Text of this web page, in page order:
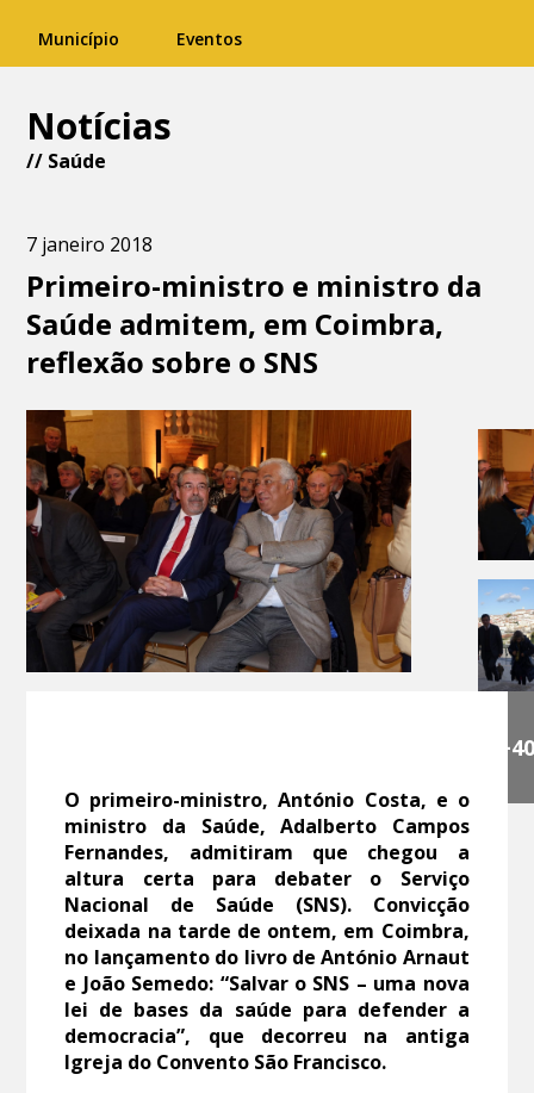
Município Eventos
Notícias
// Saúde
7 janeiro 2018
Primeiro-ministro e ministro da
Saúde admitem, em Coimbra,
reflexão sobre o SNS
+40
O primeiro-ministro, António Costa, e o
ministro da Saúde, Adalberto Campos
Fernandes, admitiram que chegou a
altura certa para debater o Serviço
Nacional de Saúde (SNS). Convicção
deixada na tarde de ontem, em Coimbra,
no lançamento do livro de António Arnaut
e João Semedo: “Salvar o SNS – uma nova
lei de bases da saúde para defender a
democracia”, que decorreu na antiga
Igreja do Convento São Francisco.